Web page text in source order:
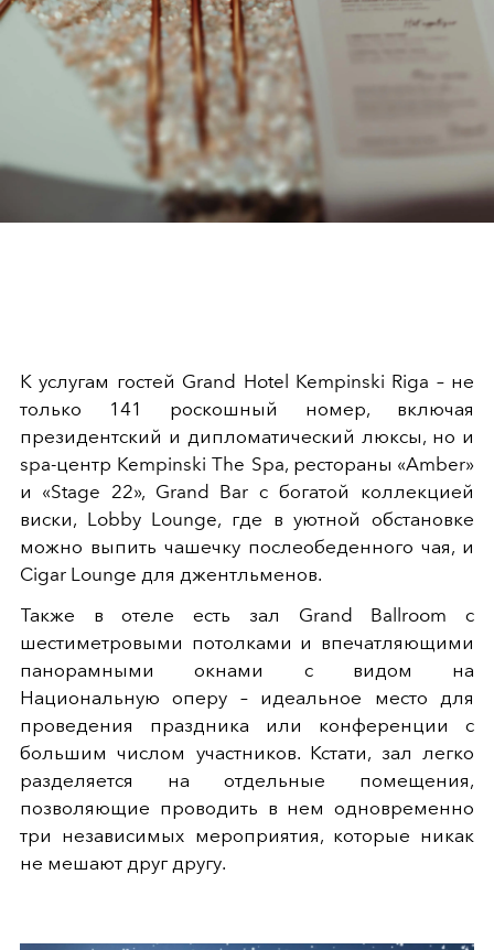
К услугам гостей Grand Hotel Kempinski Riga – не
только 141 роскошный номер, включая
президентский и дипломатический люксы, но и
spa-центр Kempinski The Spa, рестораны «Amber»
и «Stage 22», Grand Bar с богатой коллекцией
виски, Lobby Lounge, где в уютной обстановке
можно выпить чашечку послеобеденного чая, и
Cigar Lounge для джентльменов.
Также в отеле есть зал Grand Ballroom с
шестиметровыми потолками и впечатляющими
панорамными окнами с видом на
Национальную оперу – идеальное место для
проведения праздника или конференции с
большим числом участников. Кстати, зал легко
разделяется на отдельные помещения,
позволяющие проводить в нем одновременно
три независимых мероприятия, которые никак
не мешают друг другу.